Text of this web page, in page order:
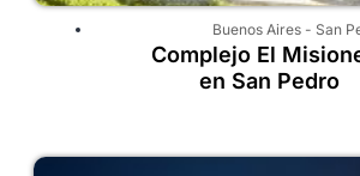
Buenos Aires- San
Complejo El
en San Pedro